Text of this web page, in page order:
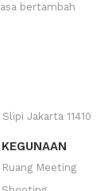
bertambah
Jakarta 11410
KEGUNAAN
Ruang Meeting